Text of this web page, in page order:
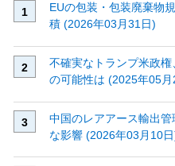
EUの包装・包装廃棄物
積 (2026年03月31日)
不確実なトランプ米政
の可能性は (2025年05月
中国のレアアース輸出
な影響 (2026年03月10